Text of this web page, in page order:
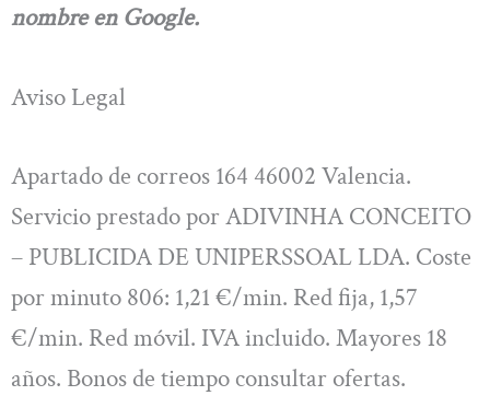
nombre en Google.
Aviso Legal
Apartado de correos 164 46002 Valencia.
Servicio prestado por ADIVINHA CONCEITO
– PUBLICIDA DE UNIPERSSOAL LDA. Coste
por minuto 806: 1,21 €/min. Red fija, 1,57
€/min. Red móvil. IVA incluido. Mayores 18
años. Bonos de tiempo consultar ofertas.